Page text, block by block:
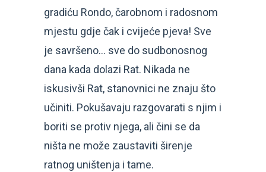
gradiću Rondo, čarobnom i radosnom
mjestu gdje čak i cvijeće pjeva! Sve
je savršeno… sve do sudbonosnog
dana kada dolazi Rat. Nikada ne
iskusivši Rat, stanovnici ne znaju što
učiniti. Pokušavaju razgovarati s njim i
boriti se protiv njega, ali čini se da
ništa ne može zaustaviti širenje
ratnog uništenja i tame.